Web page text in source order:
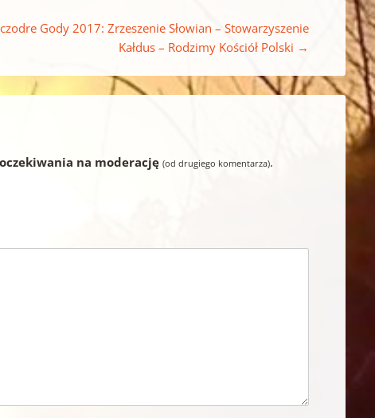
Gody 2017: Zrzeszenie Słowian – Stowarzyszenie
Kałdus – Rodzimy Kościół Polski →
oczekiwania na moderację (od drugiego komentarza).